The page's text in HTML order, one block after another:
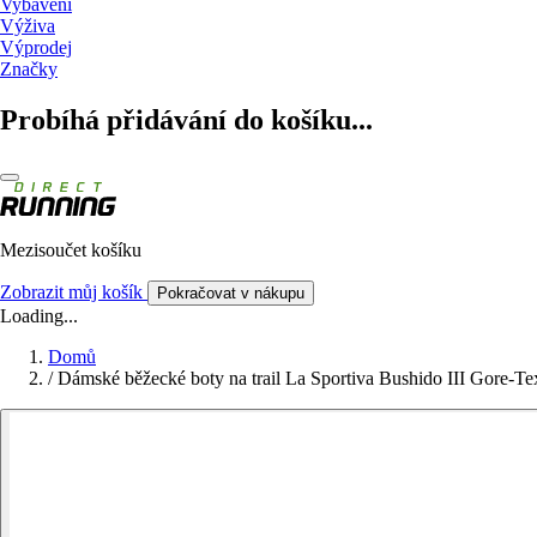
Vybavení
Výživa
Výprodej
Značky
Probíhá přidávání do košíku...
Mezisoučet košíku
Zobrazit můj košík Pokračovat v nákupu
Loading...
Domů
/ Dámské běžecké boty na trail La Sportiva Bushido III Gore-